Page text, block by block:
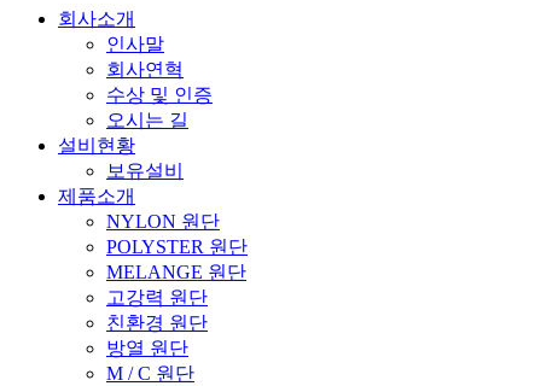
회사소개
인사말
회사연혁
수상 및 인증
오시는 길
설비현황
보유설비
제품소개
NYLON 원단
POLYSTER 원단
MELANGE 원단
고강력 원단
친환경 원단
방열 원단
M / C 원단